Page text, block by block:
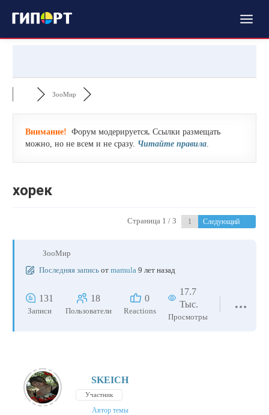
ЗооМир
Внимание! Форум модерируется. Ссылки размещать
можно, но не всем и не сразу. Читайте правила.
хорек
Страница 1 / 3 Следующий
ЗооМир
Последняя запись от mamula 9 лет назад
131
Записи
18
Пользователи
0
Reactions
17.7
Тыс.
Просмотры
SKEICH
Участник
Автор темы